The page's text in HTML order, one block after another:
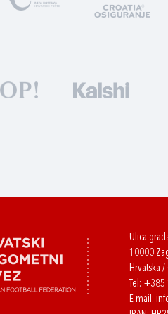
Ulica
10000
Hrvatska /
Tel: +385
E-mail: